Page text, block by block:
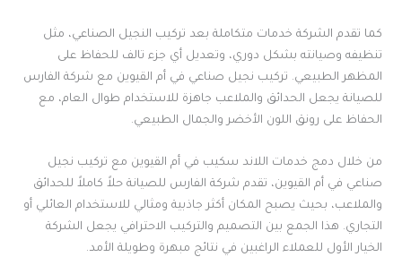
كما تقدم الشركة خدمات متكاملة بعد تركيب النجيل الصناعي، مثل
تنظيفه وصيانته بشكل دوري، وتعديل أي جزء تالف للحفاظ على
المظهر الطبيعي. تركيب نجيل صناعي في أم القيوين مع شركة الفارس
للصيانة يجعل الحدائق والملاعب جاهزة للاستخدام طوال العام، مع
الحفاظ على رونق اللون الأخضر والجمال الطبيعي.
من خلال دمج خدمات اللاند سكيب في أم القيوين مع تركيب نجيل
صناعي في أم القيوين، تقدم شركة الفارس للصيانة حلاً كاملاً للحدائق
والملاعب، بحيث يصبح المكان أكثر جاذبية ومثالي للاستخدام العائلي أو
التجاري. هذا الجمع بين التصميم والتركيب الاحترافي يجعل الشركة
الخيار الأول للعملاء الراغبين في نتائج مبهرة وطويلة الأمد.